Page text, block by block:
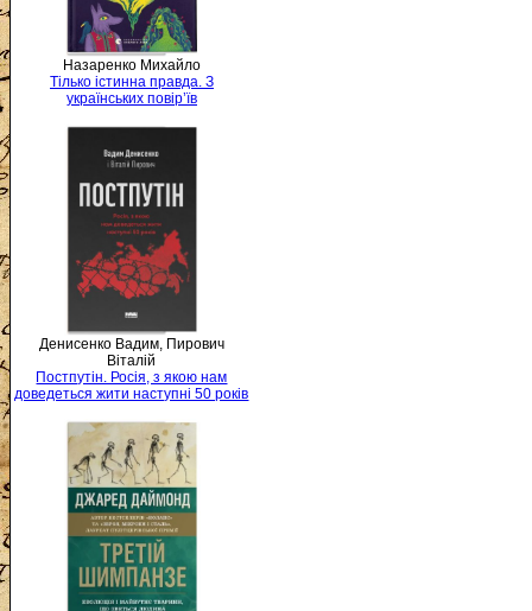
Назаренко Михайло
Тілько істинна правда. З
українських повір’їв
Денисенко Вадим, Пирович
Віталій
Постпутін. Росія, з якою нам
доведеться жити наступні 50 років